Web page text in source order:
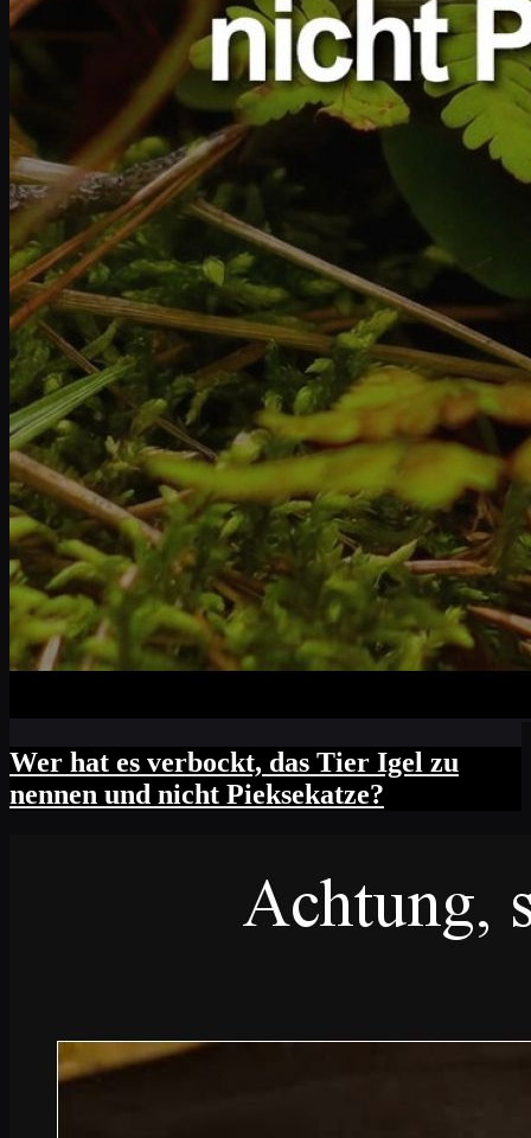
Wer hat es verbockt, das Tier Igel zu
nennen und nicht Pieksekatze?